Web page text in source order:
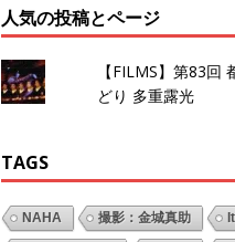
人気の投稿とページ
【FILMS】第83回
どり 多重露光
TAGS
NAHA 撮影：金城真助